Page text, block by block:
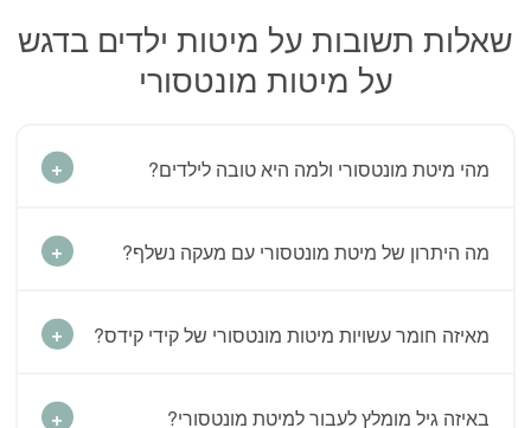
שאלות תשובות על מיטות ילדים בדגש
על מיטות מונטסורי
מהי מיטת מונטסורי ולמה היא טובה לילדים?
מה היתרון של מיטת מונטסורי עם מעקה נשלף?
מאיזה חומר עשויות מיטות מונטסורי של קידי קידס?
באיזה גיל מומלץ לעבור למיטת מונטסורי?